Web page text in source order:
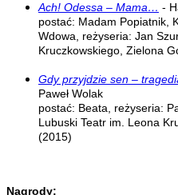
Ach! Odessa – Mama… -
postać: Madam Popiatnik,
Wdowa, reżyseria: Jan
Kruczkowskiego, Zielona
Gdy przyjdzie sen –
Paweł Wolak
postać: Beata, reżyseria:
Lubuski Teatr im. Leona
(2015)
Nagrody: